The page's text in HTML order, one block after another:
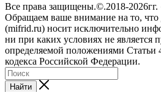
Все права защищены.©.2018-
Обращаем ваше внимание на то, что
(mifrid.ru) носит исключительно
ни при каких условиях не является
определяемой положениями Статьи
кодекса Российской Федерации.
Найти